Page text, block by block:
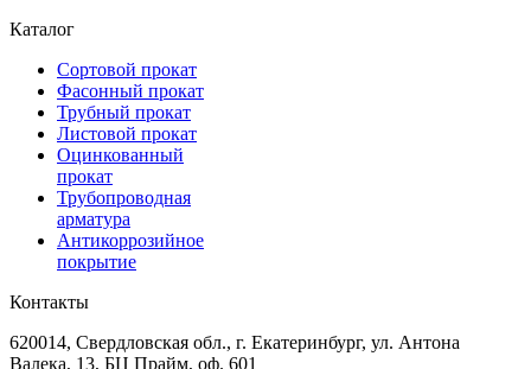
Каталог
Сортовой прокат
Фасонный прокат
Трубный прокат
Листовой прокат
Оцинкованный
прокат
Трубопроводная
арматура
Антикоррозийное
покрытие
Контакты
620014, Свердловская обл., г. Екатеринбург, ул. Антона
Валека, 13, БЦ Прайм, оф. 601